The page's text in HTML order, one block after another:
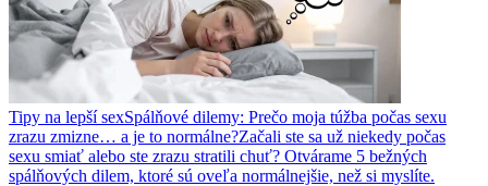
Tipy na lepší sexSpálňové dilemy: Prečo moja túžba počas sexu
zrazu zmizne… a je to normálne?Začali ste sa už niekedy počas
sexu smiať alebo ste zrazu stratili chuť? Otvárame 5 bežných
spálňových dilem, ktoré sú oveľa normálnejšie, než si myslíte.